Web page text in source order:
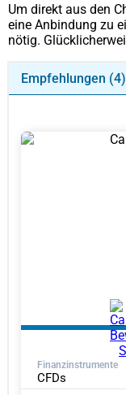
Um direkt aus den
eine Anbindung zu
nötig.
Empfehlungen (4)
Finanzinstrumente
CFDs